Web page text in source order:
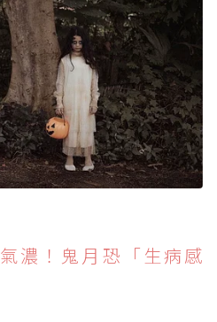
濃！鬼月恐「生病感